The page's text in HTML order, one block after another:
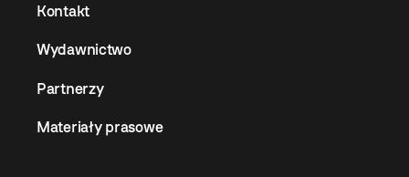
Kontakt
Wydawnictwo
Partnerzy
Materiały prasowe